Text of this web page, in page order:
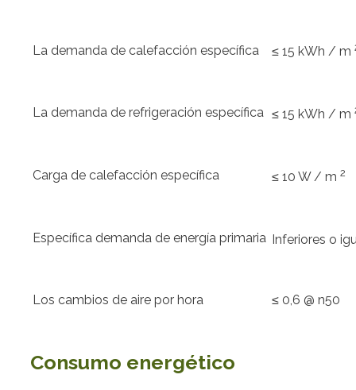
La demanda de calefacción específica ≤ 15 kWh / m
La demanda de refrigeración específica ≤ 15 kWh / m
Carga de calefacción específica ≤ 10 W / m 2
Específica demanda de energía primaria Inferiores o
Los cambios de aire por hora ≤ 0,6 @ n50
Consumo energético